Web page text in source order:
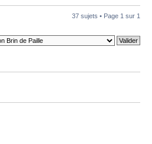
37 sujets • Page 1 sur 1